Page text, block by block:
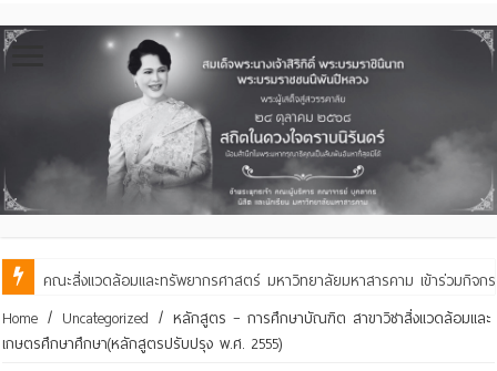
คณะสิ่งแวดล้อมและทรัพยากรศาสตร์ มหาวิทยาลัยมหาสารคาม เข้าร่วมกิจ
Home / Uncategorized / หลักสูตร – การศึกษาบัณฑิต สาขาวิชาสิ่งแวดล้อมและ
เกษตรศึกษาศึกษา(หลักสูตรปรับปรุง พ.ศ. 2555)